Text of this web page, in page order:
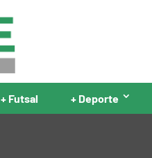
+ Futsal + Deporte